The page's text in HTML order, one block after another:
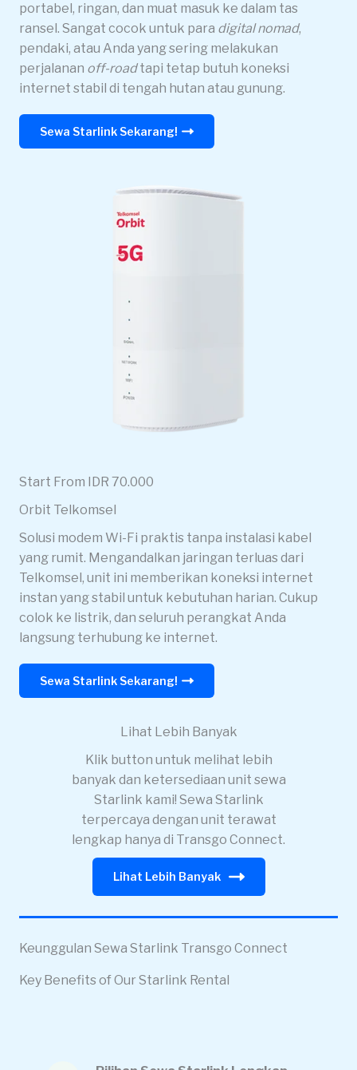
portabel, ringan, dan muat masuk ke dalam tas
ransel. Sangat cocok untuk para digital nomad,
pendaki, atau Anda yang sering melakukan
perjalanan off-roadtapi tetap butuh koneksi
internet stabil di tengah hutan atau gunung.
Sewa Starlink Sekarang!
Start From IDR 70.000
Orbit Telkomsel
Solusi modem Wi-Fi praktis tanpa instalasi kabel
yang rumit. Mengandalkan jaringan terluas dari
Telkomsel, unit ini memberikan koneksi internet
instan yang stabil untuk kebutuhan harian. Cukup
colok ke listrik, dan seluruh perangkat Anda
langsung terhubung ke internet.
Sewa Starlink Sekarang!
Lihat Lebih Banyak
Klik button untuk melihat lebih
banyak dan ketersediaan unit sewa
Starlink kami! Sewa Starlink
terpercaya dengan unit terawat
lengkap hanya di Transgo Connect.
Lihat Lebih Banyak
Keunggulan Sewa Starlink Transgo Connect
Key Benefits of Our Starlink Rental